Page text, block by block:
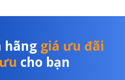
hãng giá ưu đãi
cho bạn